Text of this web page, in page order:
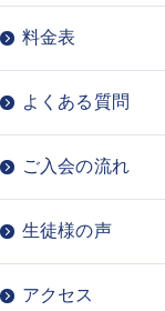
料金表
よくある質問
ご入会の流れ
生徒様の声
アクセス